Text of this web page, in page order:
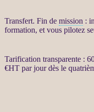
Transfert. Fin de mission :
formation, et vous pilotez
Tarification transparente :
€HTpar jour dès le